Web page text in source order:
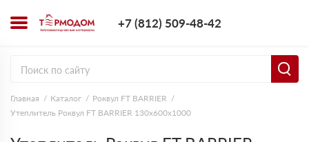
+7 (812) 509-48-42
Главная Каталог
Роквул FT BARRIER
Утеплитель Роквул FT BARRIER 130х600х1000